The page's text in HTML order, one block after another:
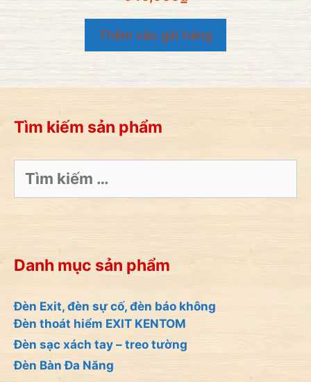
n
g
o
à
i
Thêm vào giỏ hàng
Tìm kiếm sản phẩm
kiếm
cho:
Danh mục sản phẩm
Đèn Exit, đèn sự cố, đèn báo không
Đèn thoát hiểm EXIT KENTOM
Đèn sạc xách tay – treo tường
Đèn Bàn Đa Năng